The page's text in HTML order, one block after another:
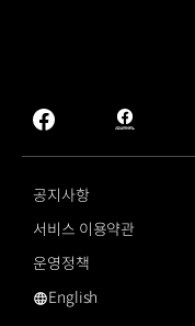
facebook
hmg
journal
공지사항
서비스 이용약관
운영정책
영문 사이트로 이동
English